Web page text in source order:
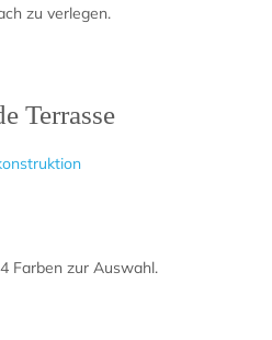
zu verlegen.
Terrasse
Farben zur Auswahl.